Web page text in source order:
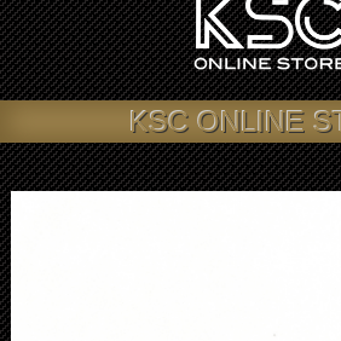
KSC ONLINE